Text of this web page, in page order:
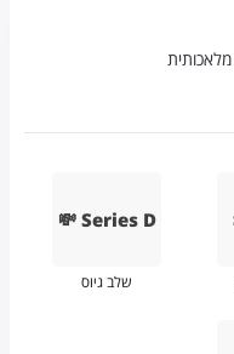
💸 Series D
שלב גיוס